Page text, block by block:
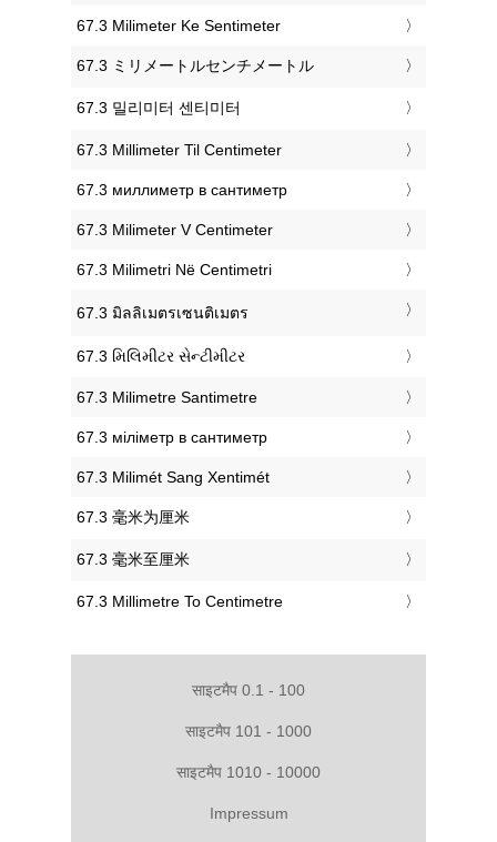
‎67.3 Milimeter Ke Sentimeter
‎67.3 ミリメートルセンチメートル
‎67.3 밀리미터 센티미터
‎67.3 Millimeter Til Centimeter
‎67.3 миллиметр в сантиметр
‎67.3 Milimeter V Centimeter
‎67.3 Milimetri Në Centimetri
‎67.3 มิลลิเมตรเซนติเมตร
‎67.3 મિલિમીટર સેન્ટીમીટર
‎67.3 Milimetre Santimetre
‎67.3 міліметр в сантиметр
‎67.3 Milimét Sang Xentimét
‎67.3 毫米为厘米
‎67.3 毫米至厘米
‎67.3 Millimetre To Centimetre
साइटमैप 0.1 - 100
साइटमैप 101 - 1000
साइटमैप 1010 - 10000
Impressum